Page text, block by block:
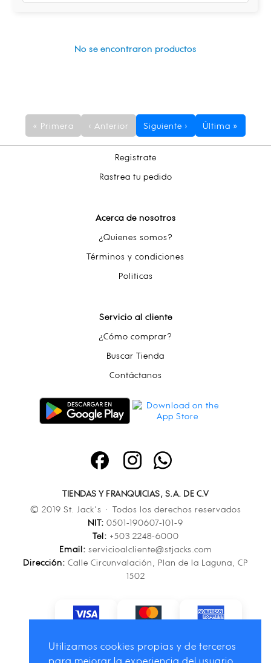
Utilizamos cookies propias y de terceros
No se encontraron productos
« Primera ‹ Anterior Siguiente › Última »
Registrate
Rastrea tu pedido
Acerca de nosotros
¿Quienes somos?
Términos y condiciones
Politicas
Servicio al cliente
¿Cómo comprar?
Buscar Tienda
Contáctanos
TIENDAS Y FRANQUICIAS, S.A. DE C.V
© 2019 St. Jack’s · Todos los derechos reservados
NIT: 0501-190607-101-9
Tel: +503 2248-6000
Email: servicioalcliente@stjacks.com
Dirección: Calle Circunvalación, Plan de la Laguna, CP
1502